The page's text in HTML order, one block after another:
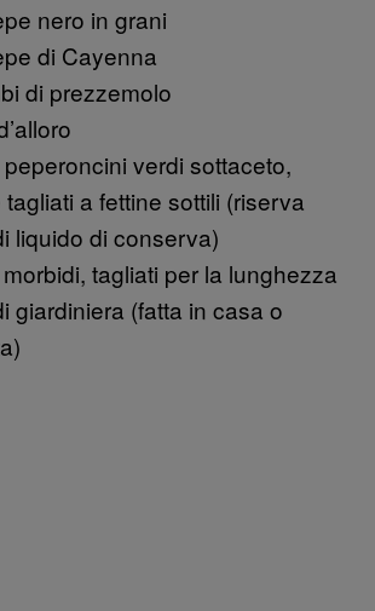
nero in grani
di Cayenna
di prezzemolo
verdi sottaceto,
a fettine sottili (riserva
liquido di conserva)
tagliati per la lunghezza
giardiniera (fatta in casa o